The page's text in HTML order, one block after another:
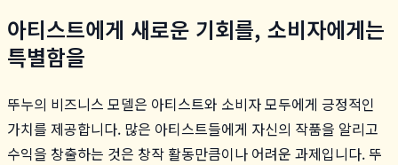
아티스트에게 새로운 기회를, 소비자에게는
특별함을
뚜누의 비즈니스 모델은 아티스트와 소비자 모두에게 긍정적인
가치를 제공합니다. 많은 아티스트들에게 자신의 작품을 알리고
수익을 창출하는 것은 창작 활동만큼이나 어려운 과제입니다. 뚜